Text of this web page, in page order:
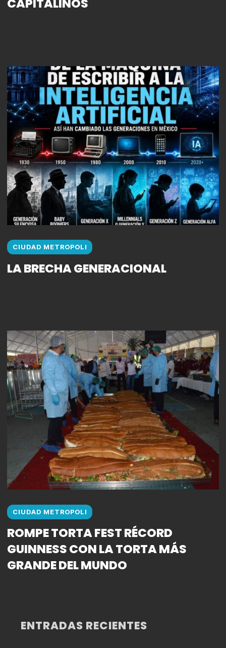
CIUDAD METROPOLI
LA BRECHA GENERACIONAL
CIUDAD METROPOLI
ROMPE TORTA FEST RÉCORD
GUINNESS CON LA TORTA MÁS
GRANDE DEL MUNDO
ENTRADAS RECIENTES